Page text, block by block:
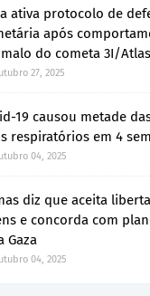
ativa protocolo de
após
do cometa 3I/Atlas
27, 2025
19 causou metade
respiratórios em 4
04, 2025
diz que aceita
e concorda com
Gaza
04, 2025